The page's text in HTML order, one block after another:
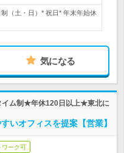
（土・日）* 祝日* 年末年始休
気になる
イム制★年休120日以上★東北に
いオフィスを提案【営業】
ワーク可